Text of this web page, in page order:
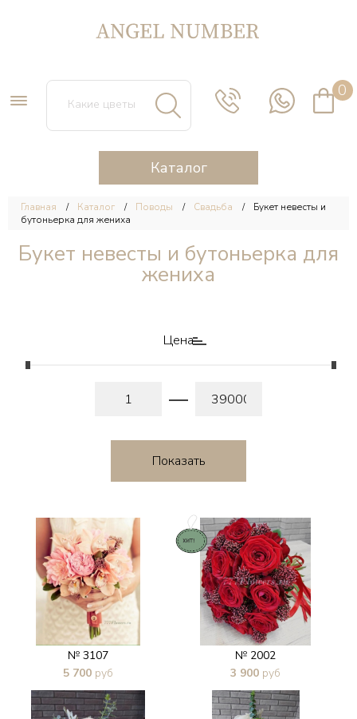
0
Каталог
Главная Каталог Поводы Свадьба
Букет невесты и
бутоньерка для жениха
Букет невесты и бутоньерка для
жениха
Цена
№ 3107
5 700 руб
В 1 клик
№ 2002
3 900 руб
В 1 клик